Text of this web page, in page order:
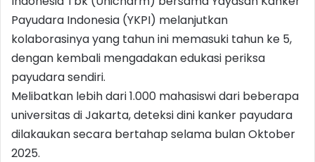
Payudara Indonesia (YKPI) melanjutkan
kolaborasinya yang tahun ini memasuki tahun ke 5,
dengan kembali mengadakan edukasi periksa
payudara sendiri.
Melibatkan lebih dari 1.000 mahasiswi dari beberapa
universitas di Jakarta, deteksi dini kanker payudara
dilakaukan secara bertahap selama bulan Oktober
2025.